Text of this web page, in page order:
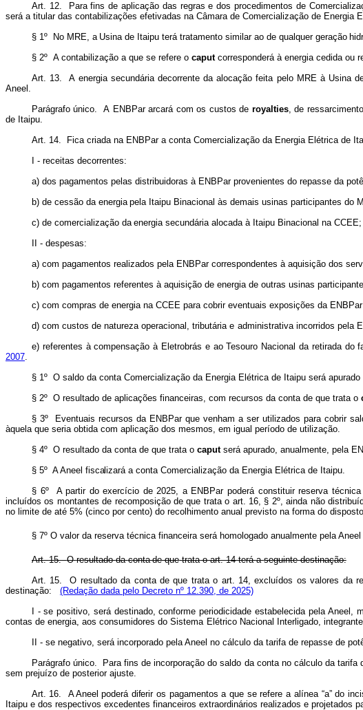
Art. 12. Para fins de aplicação das regras e dos procedimentos de
será a titular das contabilizações efetivadas na Câmara de Comercialização de Energia
§ 1º No MRE, a Usina de Itaipu terá tratamento similar ao de qualquer geração
§ 2º A contabilização a que se refere o caputcorresponderá à energia cedida ou
Art. 13. A energia secundária decorrente da alocação feita pelo MRE à Usina
Aneel.
Parágrafo único. A ENBPar arcará com os custos de royalties, de ressarcimento
de Itaipu.
Art. 14. Fica criada na ENBPar a conta Comercialização da Energia Elétrica de
- receitas decorrentes:
a) dos pagamentos pelas distribuidoras à ENBPar provenientes do repasse da
b) de cessão da energia pela Itaipu Binacional às demais usinas participantes do
c) de comercialização da energia secundária alocada à Itaipu Binacional na CCEE;
- despesas:
a) com pagamentos realizados pela ENBPar correspondentes à aquisição dos
b) com pagamentos referentes à aquisição de energia de outras usinas
c) com compras de energia na CCEE para cobrir eventuais exposições da ENBPar
d) com custos de natureza operacional, tributária e administrativa incorridos pela
e) referentes à compensação à Eletrobrás e ao Tesouro Nacional da retirada do
2007.
§ 1º O saldo da conta Comercialização da Energia Elétrica de Itaipu será apurado
§ 2º O resultado de aplicações financeiras, com recursos da conta de que trata o
§ 3º Eventuais recursos da ENBPar que venham a ser utilizados para cobrir
àquela que seria obtida com aplicação dos mesmos, em igual período de utilização.
§ 4º O resultado da conta de que trata o caputserá apurado, anualmente, pela
§ 5º AAneel fiscalizaráa conta Comercialização da Energia Elétrica de Itaipu.
§ 6º A partir do exercício de 2025, a ENBPar poderá constituir reserva
incluídos os montantes de recomposição de que trata o art. 16, § 2º, ainda não
no limite de até 5% (cinco por cento) do recolhimento anual previsto na forma do
§ 7º O valor da reserva técnica financeira será homologado anualmente pela
Art. 15. O resultado da conta de que trata o art. 14 terá a seguinte destinação:
Art. 15. O resultado da conta de que trata o art. 14, excluídos os valores da
destinação: (Redação dada pelo Decreto nº 12.390, de 2025)
I - se positivo, será destinado, conforme periodicidade estabelecida pela Aneel,
contas de energia, aos consumidores do Sistema Elétrico Nacional Interligado,
II - se negativo, será incorporado pela Aneel no cálculo da tarifa de repasse de
Parágrafo único. Para fins de incorporação do saldo da conta no cálculo da tarifa
sem prejuízo de posterior ajuste.
Art. 16. A Aneel poderá diferir os pagamentos a que se refere a alínea “a” do
Itaipu e dos respectivos excedentes financeiros extraordinários realizados e projetados